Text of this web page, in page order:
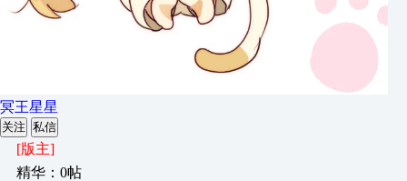
冥王星星
关注 私信
[版主]
精华：0帖